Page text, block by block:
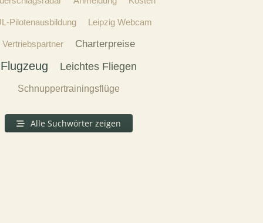
Pilotenausbildung Leipzig Webcam
Vertriebspartner Charterpreise
Flugzeug Leichtes Fliegen
Schnuppertrainingsflüge
Alle Suchwörter zeigen